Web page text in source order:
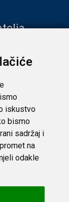
iskustvo
bismo
sadržaj i
na
odakle
1 EUR =